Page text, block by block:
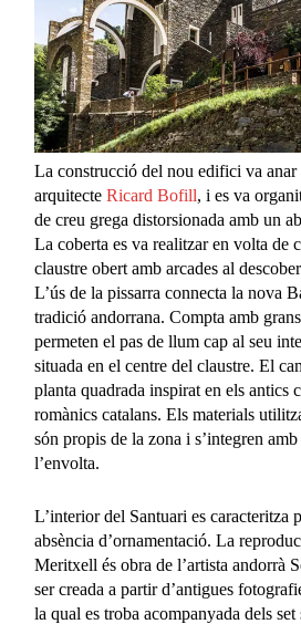
La construcció del nou edifici va anar
arquitecteRicard Bofill, i es va
de creu grega distorsionada amb un
La coberta es va realitzar en volta de
claustre obert amb arcades al
L’ús de la pissarra connecta la nova
tradició andorrana. Compta amb
permeten el pas de llum cap al seu
situada en el centre del claustre. El
planta quadrada inspirat en els antics
romànics catalans. Els materials
són propis de la zona i s’integren
l’envolta.
L’interior del Santuari es caracteritza
absència d’ornamentació. La
Meritxell és obra de l’artista andorrà
ser creada a partir d’antigues
la qual es troba acompanyada dels set